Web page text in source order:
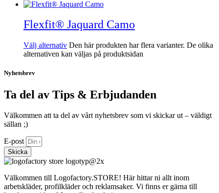
Flexfit® Jaquard Camo
Välj alternativ Den här produkten har flera varianter. De olika
alternativen kan väljas på produktsidan
Nyhetsbrev
Ta del av Tips & Erbjudanden
Välkommen att ta del av vårt nyhetsbrev som vi skickar ut – väldigt
sällan ;)
E-post
Skicka
Välkommen till Logofactory.STORE! Här hittar ni allt inom
arbetskläder, profilkläder och reklamsaker. Vi finns er gärna till